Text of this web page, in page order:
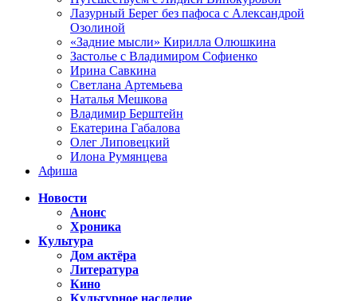
Лазурный Берег без пафоса с Александрой
Озолиной
«Задние мысли» Кирилла Олюшкина
Застолье с Владимиром Софиенко
Ирина Савкина
Светлана Артемьева
Наталья Мешкова
Владимир Берштейн
Екатерина Габалова
Олег Липовецкий
Илона Румянцева
Афиша
Новости
Анонс
Хроника
Культура
Дом актёра
Литература
Кино